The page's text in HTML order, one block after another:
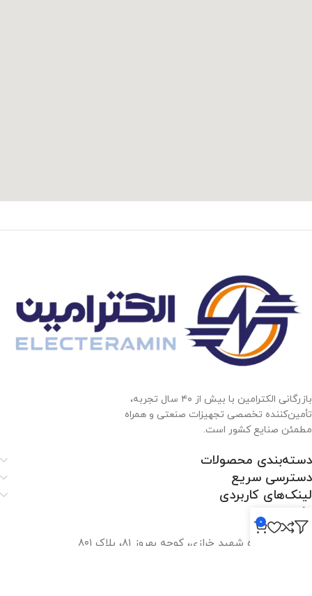
بازرگانی الکترامین با بیش از ۴۰ سال تجربه،
تأمین‌کننده تخصصی تجهیزات صنعتی و همراه
مطمئن صنایع کشور است.
دسته‌بندی محصولات
دسترسی سریع
لینک‌های کاربردی
الکترامین
اصفهان،بزرگراه شهید خرازی، کوچه بهروز ۸۱، پلاک ۸۰۱
0